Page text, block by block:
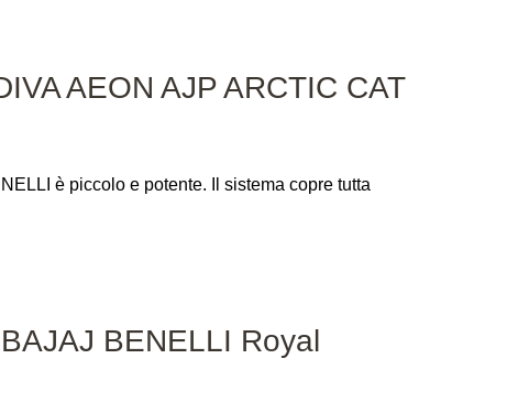
AEON AJP ARCTIC CAT
è piccolo e potente. Il sistema copre tutta
BENELLI Royal